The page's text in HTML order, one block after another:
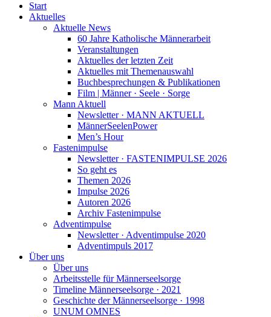
Start
Aktuelles
Aktuelle News
60 Jahre Katholische Männerarbeit
Veranstaltungen
Aktuelles der letzten Zeit
Aktuelles mit Themenauswahl
Buchbesprechungen & Publikationen
Film | Männer · Seele · Sorge
Mann Aktuell
Newsletter · MANN AKTUELL
MännerSeelenPower
Men’s Hour
Fastenimpulse
Newsletter · FASTENIMPULSE 2026
So geht es
Themen 2026
Impulse 2026
Autoren 2026
Archiv Fastenimpulse
Adventimpulse
Newsletter · Adventimpulse 2020
Adventimpuls 2017
Über uns
Über uns
Arbeitsstelle für Männerseelsorge
Timeline Männerseelsorge · 2021
Geschichte der Männerseelsorge · 1998
UNUM OMNES